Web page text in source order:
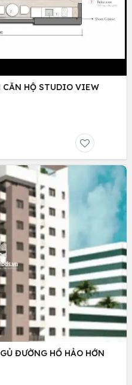
HỘ STUDIO VIEW
ĐƯỜNG HỒ HẢO HỚN